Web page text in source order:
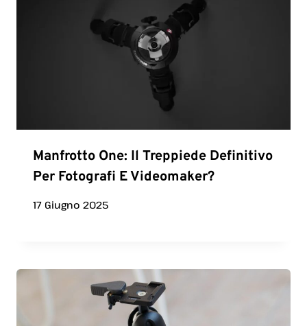
Manfrotto One: Il Treppiede Definitivo
Per Fotografi E Videomaker?
17 Giugno 2025